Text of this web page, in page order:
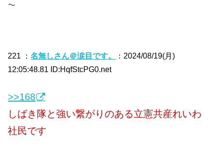
～
221 ：名無しさん＠涙目です。
：2024/08/19(月)
12:05:48.81 ID:HqfStcPG0.net
>>168
しばき隊と強い繋がりのある立憲共産れいわ
社民です